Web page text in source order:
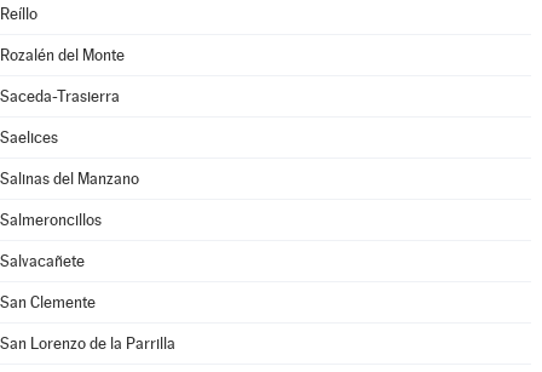
Reíllo
Rozalén del Monte
Saceda-Trasierra
Saelices
Salinas del Manzano
Salmeroncillos
Salvacañete
San Clemente
San Lorenzo de la Parrilla